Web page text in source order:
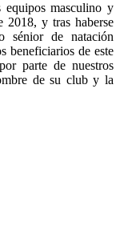
equipos masculino y
2018, y tras haberse
sénior de natación
beneficiarios de este
parte de nuestros
de su club y la